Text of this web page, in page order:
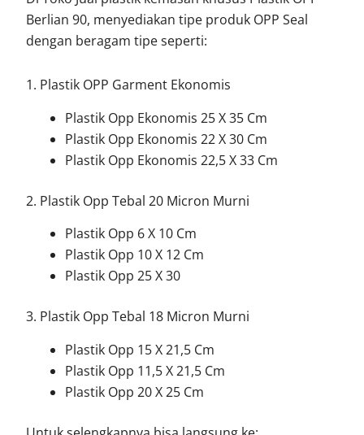
Berlian 90, menyediakan tipe produk OPP Seal
dengan beragam tipe seperti:
1. Plastik OPP Garment Ekonomis
Plastik Opp Ekonomis 25 X 35 Cm
Plastik Opp Ekonomis 22 X 30 Cm
Plastik Opp Ekonomis 22,5 X 33 Cm
2. Plastik Opp Tebal 20 Micron Murni
Plastik Opp 6 X 10 Cm
Plastik Opp 10 X 12 Cm
Plastik Opp 25 X 30
3. Plastik Opp Tebal 18 Micron Murni
Plastik Opp 15 X 21,5 Cm
Plastik Opp 11,5 X 21,5 Cm
Plastik Opp 20 X 25 Cm